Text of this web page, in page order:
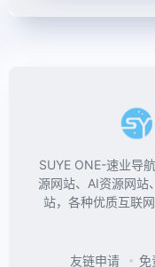
SUYE ONE-速业导
源网站、AI资源网站
站，各种优质互联
友链申请 免